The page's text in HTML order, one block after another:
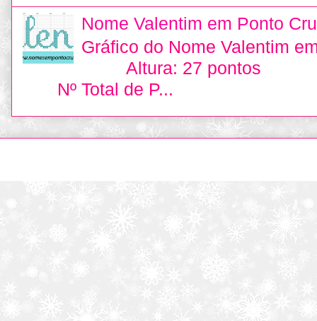
Nome Valentim em Ponto
Gráfico do Nome Valentim
Altura: 27 pontos
Nº Total de P...